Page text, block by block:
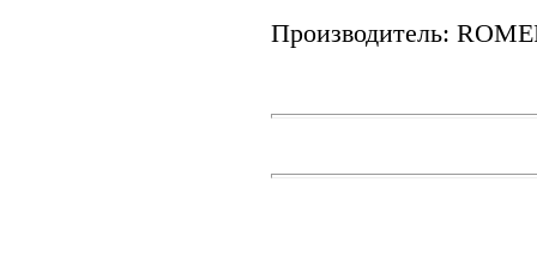
Производитель: